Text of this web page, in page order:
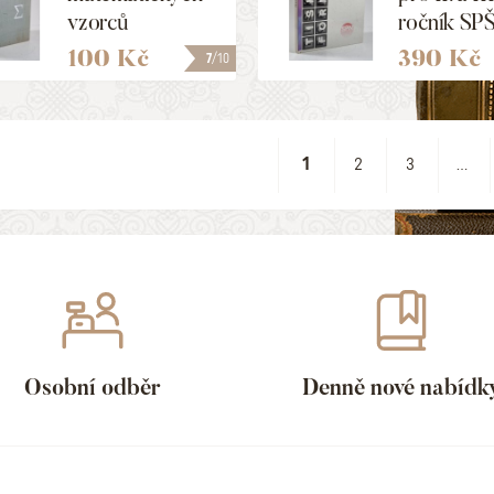
7/10
vzorců
čtyřřádkovým
způsobem
100 Kč
ročník
studijní obor
polygrafie
390 Kč
1 2 3 ...
Osobní odběr Denně nové